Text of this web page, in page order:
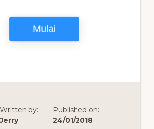
Written by:
Jerry
Published on:
24/01/2018